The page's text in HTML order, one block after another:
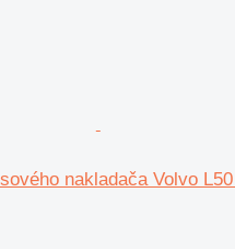
nakladača Volvo